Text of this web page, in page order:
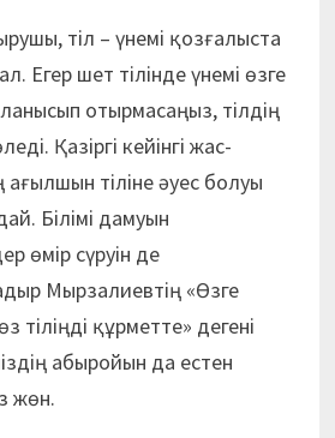
тіл – үнемі қозғалыс­та
Егер шет тілінде үнемі өзге
отырмасаңыз, тілдің
Қазіргі кейінгі жас-
ағылшын тіліне әуес болуы
Білімі дамуын
өмір сүруін де
Мырзалиевтің «Өзге
тіліңді құрметте» дегені
абыройын да естен
жөн.